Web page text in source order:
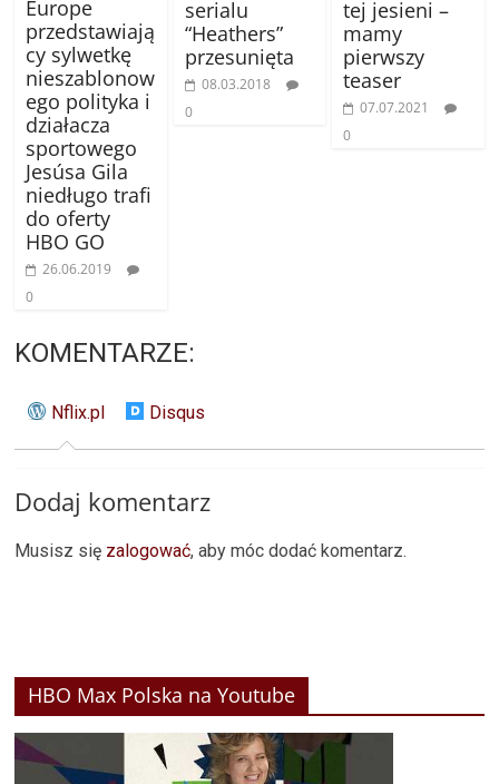
Europe
przedstawiają
cy sylwetkę
nieszablonow
ego polityka i
działacza
sportowego
Jesúsa Gila
niedługo trafi
do oferty
HBO GO
26.06.2019
0
serialu
“Heathers”
przesunięta
08.03.2018
0
tej jesieni –
mamy
pierwszy
teaser
07.07.2021
0
KOMENTARZE:
Nflix.pl Disqus
Dodaj komentarz
Musisz się zalogować, aby móc dodać komentarz.
HBO Max Polska na Youtube